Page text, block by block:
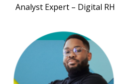
Analyst Expert – Digital RH